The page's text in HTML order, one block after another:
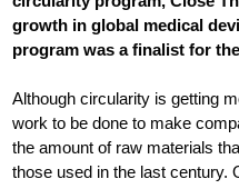
growth in global medical
program was a finalist for
Although circularity is getting
work to be done to make
the amount of raw materials
those used in the last century.